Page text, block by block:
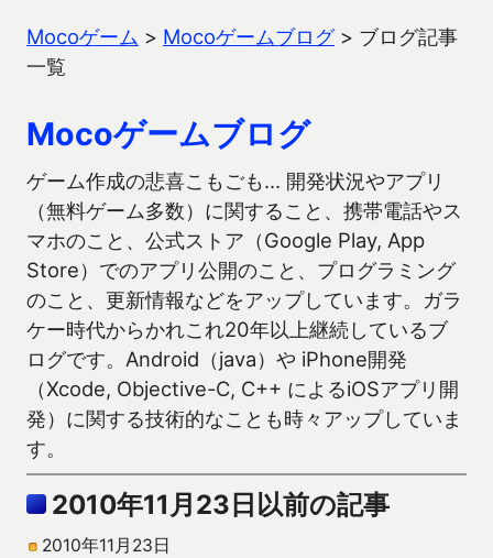
Mocoゲーム > Mocoゲームブログ> ブログ記事
一覧
Mocoゲームブログ
ゲーム作成の悲喜こもごも… 開発状況やアプリ
（無料ゲーム多数）に関すること、携帯電話やス
マホのこと、公式ストア（Google Play, App
Store）でのアプリ公開のこと、プログラミング
のこと、更新情報などをアップしています。ガラ
ケー時代からかれこれ20年以上継続しているブ
ログです。Android（java）や iPhone開発
（Xcode, Objective-C, C++ によるiOSアプリ開
発）に関する技術的なことも時々アップしていま
す。
2010年11月23日以前の記事
2010年11月23日